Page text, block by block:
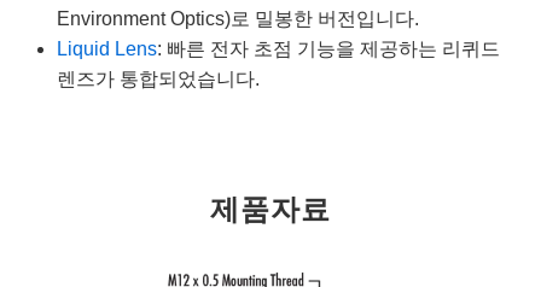
Environment Optics)로 밀봉한 버전입니다.
Liquid Lens: 빠른 전자 초점 기능을 제공하는 리퀴드
렌즈가 통합되었습니다.
제품자료